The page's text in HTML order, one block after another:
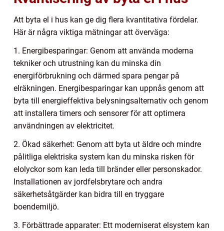
Att byta el i hus kan ge dig flera kvantitativa fördelar.
Här är några viktiga mätningar att överväga:
1. Energibesparingar: Genom att använda moderna
tekniker och utrustning kan du minska din
energiförbrukning och därmed spara pengar på
elräkningen. Energibesparingar kan uppnås genom att
byta till energieffektiva belysningsalternativ och genom
att installera timers och sensorer för att optimera
användningen av elektricitet.
2. Ökad säkerhet: Genom att byta ut äldre och mindre
pålitliga elektriska system kan du minska risken för
elolyckor som kan leda till bränder eller personskador.
Installationen av jordfelsbrytare och andra
säkerhetsåtgärder kan bidra till en tryggare
boendemiljö.
3. Förbättrade apparater: Ett moderniserat elsystem kan